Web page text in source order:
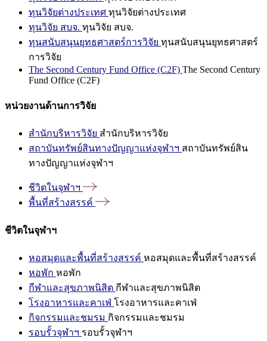
ทุนวิจัยต่างประเทศ ทุนวิจัยต่างประเทศ
ทุนวิจัย สบจ. ทุนวิจัย สบจ.
ทุนสนับสนุนยุทธศาสตร์การวิจัย ทุนสนับสนุนยุทธศาสตร์
การวิจัย
The Second Century Fund Office (C2F) The Second Century
Fund Office (C2F)
หน่วยงานด้านการวิจัย
สำนักบริหารวิจัย สำนักบริหารวิจัย
สถาบันทรัพย์สินทางปัญญาแห่งจุฬาฯ สถาบันทรัพย์สิน
ทางปัญญาแห่งจุฬาฯ
ชีวิตในจุฬาฯ
พื้นที่สร้างสรรค์
ชีวิตในจุฬาฯ
หอสมุดและพื้นที่สร้างสรรค์ หอสมุดและพื้นที่สร้างสรรค์
หอพัก หอพัก
กีฬาและสุขภาพนิสิต กีฬาและสุขภาพนิสิต
โรงอาหารและคาเฟ่ โรงอาหารและคาเฟ่
กิจกรรมและชมรม กิจกรรมและชมรม
รอบรั้วจุฬาฯ รอบรั้วจุฬาฯ